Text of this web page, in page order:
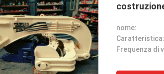
nome:
Caratteristica: